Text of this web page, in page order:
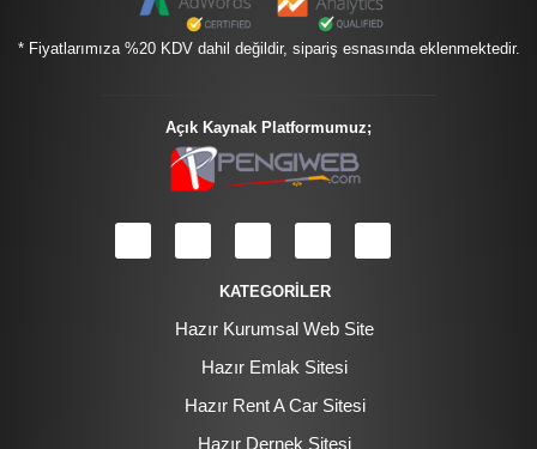
* Fiyatlarımıza %20 KDV dahil değildir, sipariş esnasında eklenmektedir.
Açık Kaynak Platformumuz;
KATEGORİLER
Hazır Kurumsal Web Site
Hazır Emlak Sitesi
Hazır Rent A Car Sitesi
Hazır Dernek Sitesi